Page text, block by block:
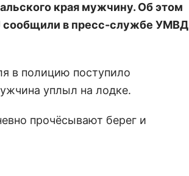
края мужчину. Об этом
сообщили в пресс-службе УМВД
в полицию поступило
уплыл на лодке.
прочёсывают берег и